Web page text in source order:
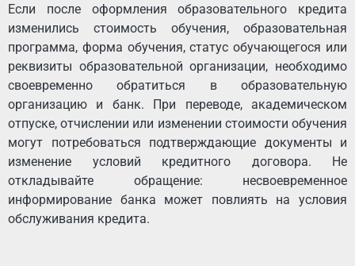
Если после оформления образовательного кредита
изменились стоимость обучения, образовательная
программа, форма обучения, статус обучающегося или
реквизиты образовательной организации, необходимо
своевременно обратиться в образовательную
организацию и банк. При переводе, академическом
отпуске, отчислении или изменении стоимости обучения
могут потребоваться подтверждающие документы и
изменение условий кредитного договора. Не
откладывайте обращение: несвоевременное
информирование банка может повлиять на условия
обслуживания кредита.